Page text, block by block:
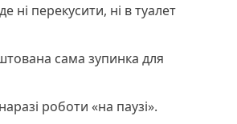
ні перекусити, ні в туалет
сама зупинка для
роботи «на паузі».